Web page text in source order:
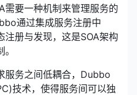
需要一种机制来管理服务的
通过集成服务注册中
注册与发现，这是SOA架构
服务之间低耦合，Dubbo
技术，使得服务间可以独